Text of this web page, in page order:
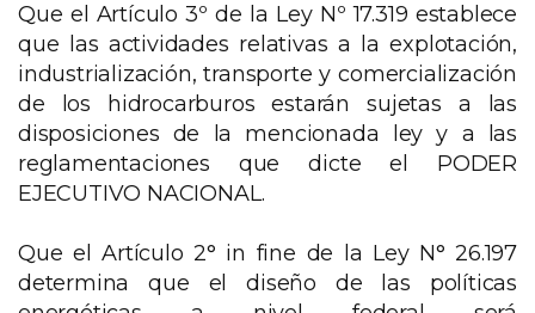
Que el Artículo 3º de la Ley Nº 17.319 establece
que las actividades relativas a la explotación,
industrialización, transporte y comercialización
de los hidrocarburos estarán sujetas a las
disposiciones de la mencionada ley y a las
reglamentaciones que dicte el PODER
EJECUTIVO NACIONAL.
Que el Artículo 2° in fine de la Ley N° 26.197
determina que el diseño de las políticas